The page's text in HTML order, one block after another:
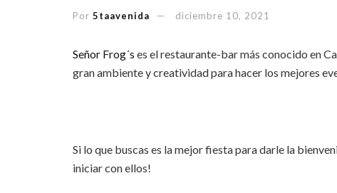
Por 5taavenida diciembre 10, 2021
Señor Frog´s es el restaurante-bar más conocido en
gran ambiente y creatividad para hacer los mejores
Si lo que buscas es la mejor fiesta para darle la
iniciar con ellos!